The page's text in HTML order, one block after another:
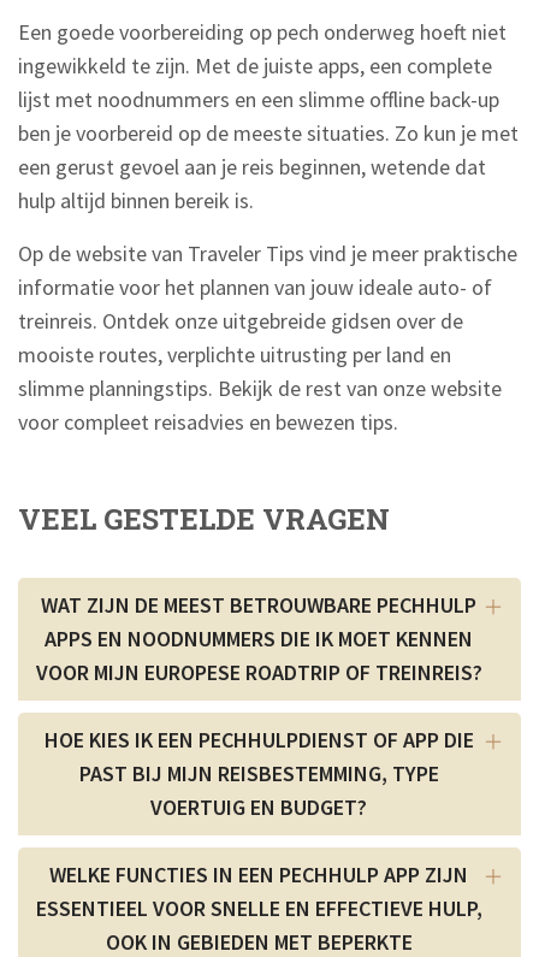
Een goede voorbereiding op pech onderweg hoeft niet
ingewikkeld te zijn. Met de juiste apps, een complete
lijst met noodnummers en een slimme offline back-up
ben je voorbereid op de meeste situaties. Zo kun je met
een gerust gevoel aan je reis beginnen, wetende dat
hulp altijd binnen bereik is.
Op de website van Traveler Tips vind je meer praktische
informatie voor het plannen van jouw ideale auto- of
treinreis. Ontdek onze uitgebreide gidsen over de
mooiste routes, verplichte uitrusting per land en
slimme planningstips. Bekijk de rest van onze website
voor compleet reisadvies en bewezen tips.
VEEL GESTELDE VRAGEN
WAT ZIJN DE MEEST BETROUWBARE PECHHULP
APPS EN NOODNUMMERS DIE IK MOET KENNEN
VOOR MIJN EUROPESE ROADTRIP OF TREINREIS?
HOE KIES IK EEN PECHHULPDIENST OF APP DIE
PAST BIJ MIJN REISBESTEMMING, TYPE
VOERTUIG EN BUDGET?
WELKE FUNCTIES IN EEN PECHHULP APP ZIJN
ESSENTIEEL VOOR SNELLE EN EFFECTIEVE HULP,
OOK IN GEBIEDEN MET BEPERKTE